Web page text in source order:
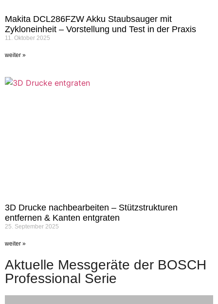
Makita DCL286FZW Akku Staubsauger mit
Zykloneinheit – Vorstellung und Test in der Praxis
11. Oktober 2025
weiter »
3D Drucke nachbearbeiten – Stützstrukturen
entfernen & Kanten entgraten
25. September 2025
weiter »
Aktuelle Messgeräte der BOSCH
Professional Serie